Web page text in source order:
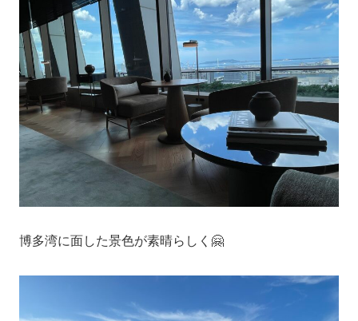
博多湾に面した景色が素晴らしく🤗